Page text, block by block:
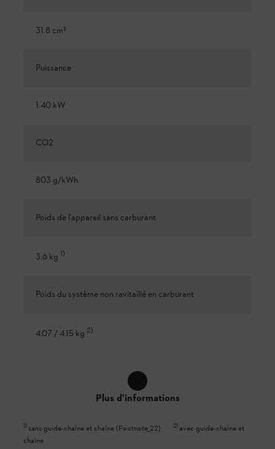
31.8 cm³
Puissance
1.40 kW
CO2
803 g/kWh
Poids de l’appareil sans carburant
3.6 kg 1)
Poids du système non ravitaillé en carburant
4.07 / 4.15 kg 2)
Plus d'informations
1) sans guide-chaîne et chaîne (Footnote_22) 2) avec guide-chaîne et
chaîne